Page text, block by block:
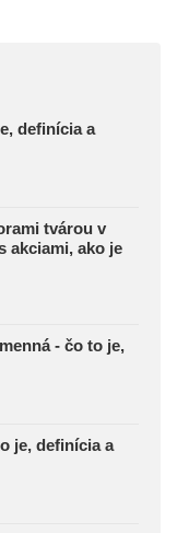
definícia a
tvárou v
akciami, ako je
- čo to je,
je, definícia a